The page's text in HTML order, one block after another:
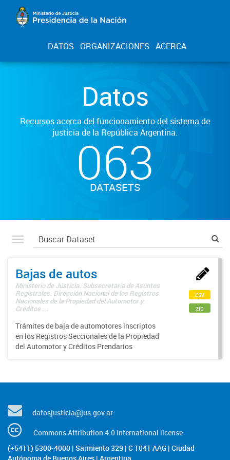
DATOS ORGANIZACIONES ACERCA
Datos
Recursos acerca del funcionamiento del sistema de
justicia de la República Argentina.
063
DATASETS
Bajas de autos
Ministerio de Justicia. Subsecretaría de Asuntos
Registrales. Dirección Nacional de los Registros
Nacionales de la Propiedad del Automotor y
Créditos ...
Trámites de baja de automotores inscriptos
en los Registros Seccionales de la Propiedad
del Automotor y Créditos Prendarios
csv
zip
datosjusticia@jus.gov.ar
Commons Attribution 4.0 International license
(+5411) 5300-4000 | Sarmiento 329 | C 1041 AAG | Ciudad